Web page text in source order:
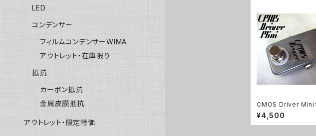
CMOS Driver Mini
C KIT】
¥4,500
LED
コンデンサー
フィルムコンデンサーWIMA
アウトレット・在庫限り
抵抗
カーボン抵抗
金属皮膜抵抗
アウトレット・限定特価